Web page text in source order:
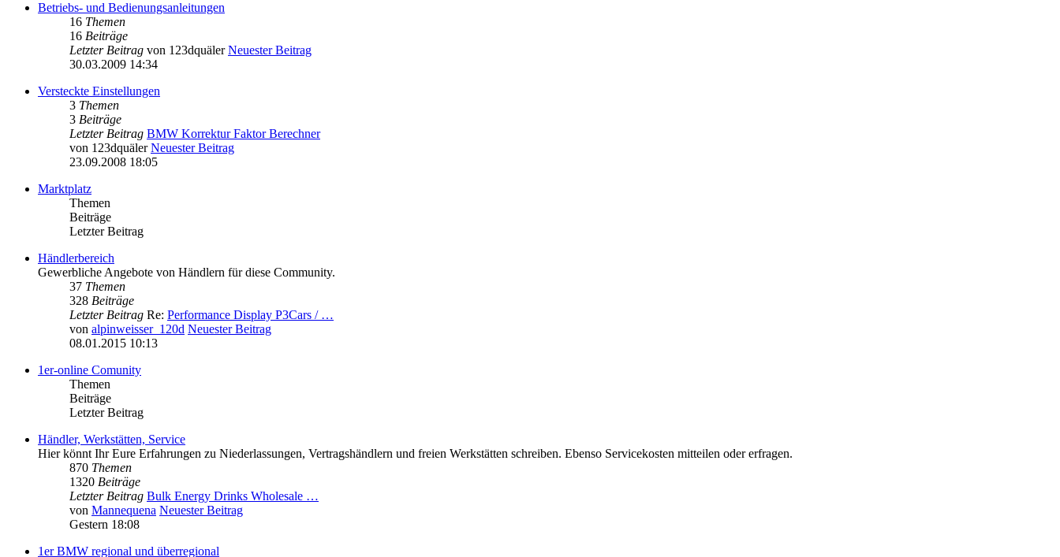
Betriebs- und Bedienungsanleitungen
16 Themen
16 Beiträge
Letzter Beitrag von 123dquäler Neuester Beitrag
30.03.2009 14:34
Versteckte Einstellungen
3 Themen
3 Beiträge
Letzter Beitrag BMW Korrektur Faktor Berechner
von 123dquäler Neuester Beitrag
23.09.2008 18:05
Marktplatz
Themen
Beiträge
Letzter Beitrag
Händlerbereich
Gewerbliche Angebote von Händlern für diese Community.
37 Themen
328 Beiträge
Letzter Beitrag Re: Performance Display P3Cars / …
von alpinweisser_120d Neuester Beitrag
08.01.2015 10:13
1er-online Comunity
Themen
Beiträge
Letzter Beitrag
Händler, Werkstätten, Service
Hier könnt Ihr Eure Erfahrungen zu Niederlassungen, Vertragshändlern und freien Werkstätten schreiben. Ebenso Servicekosten mitteilen oder erfragen.
870 Themen
1320 Beiträge
Letzter Beitrag Bulk Energy Drinks Wholesale …
von Mannequena Neuester Beitrag
Gestern 18:08
1er BMW regional und überregional